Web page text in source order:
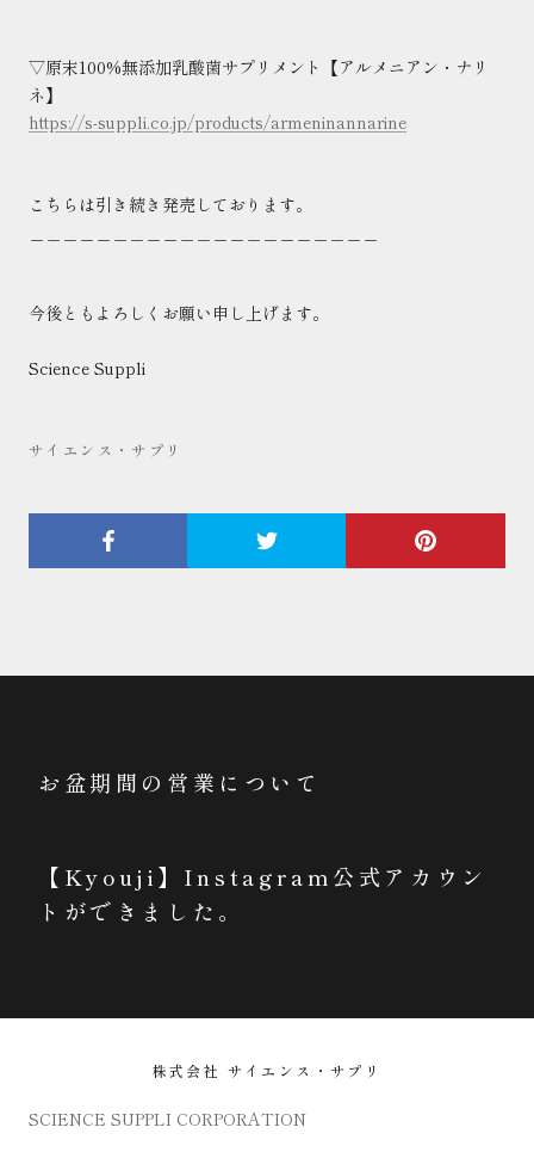
▽原末100%無添加乳酸菌サプリメント【アルメニアン・ナリ
ネ】
https://s-suppli.co.jp/products/armeninannarine
こちらは引き続き発売しております。
今後ともよろしくお願い申し上げます。
Science Suppli
サイエンス・サプリ
お盆期間の営業について
【Kyouji】Instagram公式アカウン
トができました。
株式会社 サイエンス・サプリ
SCIENCE SUPPLI CORPORATION